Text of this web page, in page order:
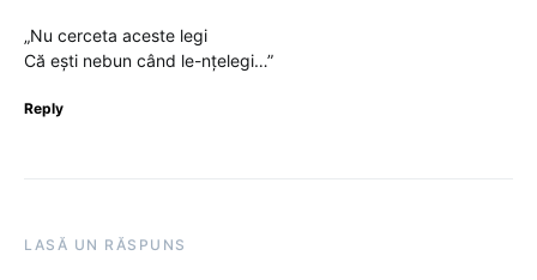
„Nu cerceta aceste legi
Că ești nebun când le-nțelegi…”
Reply
LASĂ UN RĂSPUNS